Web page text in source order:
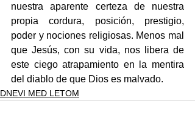
nuestra aparente certeza de nuestra
propia cordura, posición, prestigio,
poder y nociones religiosas. Menos mal
que Jesús, con su vida, nos libera de
este ciego atrapamiento en la mentira
del diablo de que Dios es malvado.
DNEVI MED LETOM